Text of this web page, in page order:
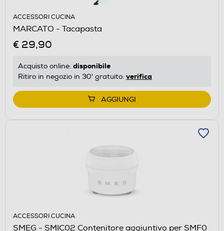
ACCESSORI CUCINA
MARCATO - Tacapasta
€ 29,90
Acquisto online: disponibile
Ritiro in negozio in 30' gratuito: verifica
AGGIUNGI
ACCESSORI CUCINA
SMEG - SMIC02 Contenitore aggiuntivo per SMF0